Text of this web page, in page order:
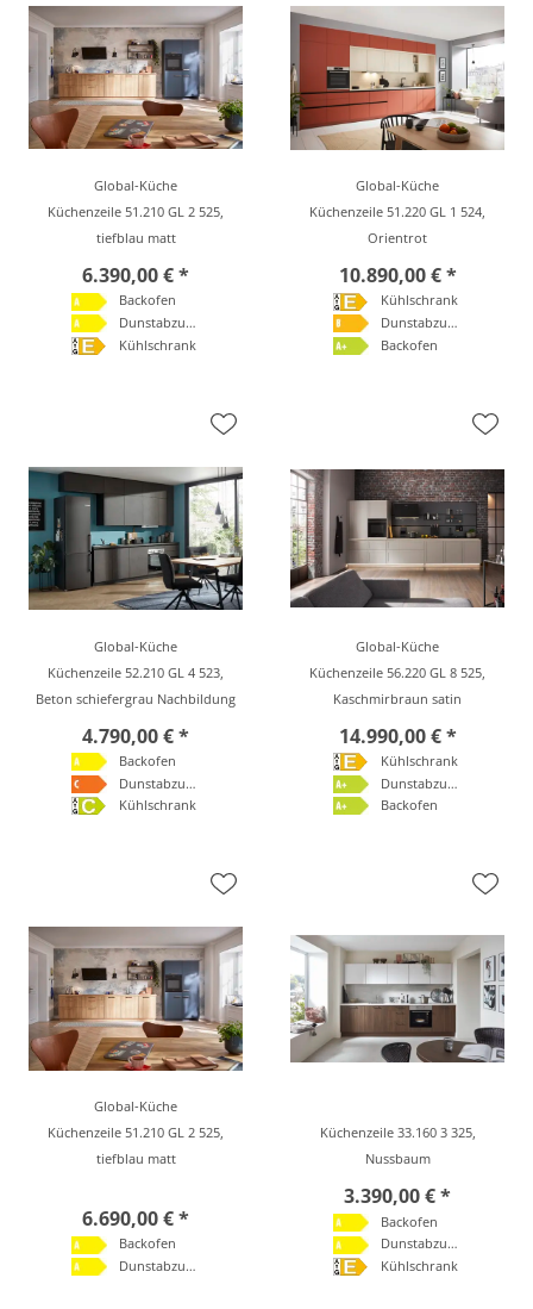
Global-Küche
Küchenzeile 51.210 GL 2 525,
tiefblau matt
6.390,00 € *
Backofen
Dunstabzugshaube
Kühlschrank
Global-Küche
Küchenzeile 51.220 GL 1 524,
Orientrot
10.890,00 € *
Kühlschrank
Dunstabzugshaube
Backofen
Global-Küche
Küchenzeile 52.210 GL 4 523,
Beton schiefergrau Nachbildung
4.790,00 € *
Backofen
Dunstabzugshaube
Kühlschrank
Global-Küche
Küchenzeile 56.220 GL 8 525,
Kaschmirbraun satin
14.990,00 € *
Kühlschrank
Dunstabzugshaube
Backofen
Global-Küche
Küchenzeile 51.210 GL 2 525,
tiefblau matt
6.690,00 € *
Backofen
Dunstabzugshaube
Küchenzeile 33.160 3 325,
Nussbaum
3.390,00 € *
Backofen
Dunstabzugshaube
Kühlschrank